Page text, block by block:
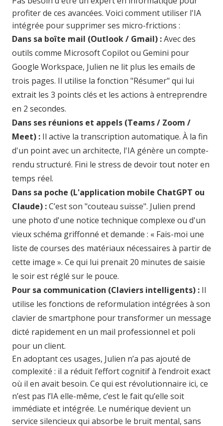
profiter de ces avancées. Voici comment utiliser l'IA
intégrée pour supprimer ses micro-frictions :
Dans sa boîte mail (Outlook / Gmail) :Avec des
outils comme Microsoft Copilot ou Gemini pour
Google Workspace, Julien ne lit plus les emails de
trois pages. Il utilise la fonction "Résumer" qui lui
extrait les 3 points clés et les actions à entreprendre
en 2 secondes.
Dans ses réunions et appels (Teams / Zoom /
Meet) : Il active la transcription automatique. À la fin
d'un point avec un architecte, l'IA génère un compte-
rendu structuré. Fini le stress de devoir tout noter en
temps réel.
Dans sa poche (L'application mobile ChatGPT ou
Claude) :C’est son "couteau suisse". Julien prend
une photo d'une notice technique complexe ou d'un
vieux schéma griffonné et demande : « Fais-moi une
liste de courses des matériaux nécessaires à partir de
cette image ». Ce qui lui prenait 20 minutes de saisie
le soir est réglé sur le pouce.
Pour sa communication (Claviers intelligents) : Il
utilise les fonctions de reformulation intégrées à son
clavier de smartphone pour transformer un message
dicté rapidement en un mail professionnel et poli
pour un client.
En adoptant ces usages, Julien n’a pas ajouté de
complexité : il a réduit l’effort cognitif à l’endroit exact
où il en avait besoin. Ce qui est révolutionnaire ici, ce
n’est pas l’IA elle-même, c’est le fait qu’elle soit
immédiate et intégrée. Le numérique devient un
service silencieux qui absorbe le bruit mental, sans